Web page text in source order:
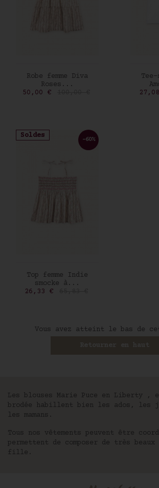
AJOUTER AU PANIER
Robe femme Diva
Roses...
Prix
50,00 €
Prix
Soldes
AJOUTER AU PANIER
Top femme Indie
smocke à...
Prix
26,33 €
-60%
Vous avez atteint le bas de
Les blouses Marie Puce en Liberty ,
brodée habillent bien les ados, les
les mamans.
Tous nos vêtements peuvent être
permettent de composer de très beaux
fille.